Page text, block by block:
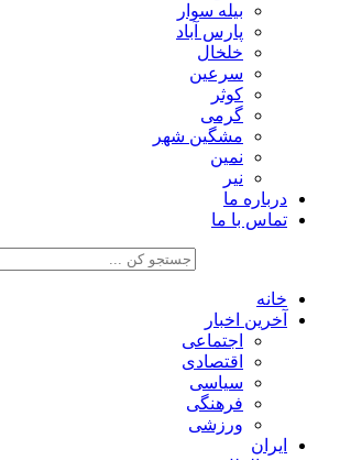
بیله سوار
پارس آباد
خلخال
سرعین
کوثر
گرمی
مشگین شهر
نمین
نیر
درباره ما
تماس با ما
خانه
آخرین اخبار
اجتماعی
اقتصادی
سیاسی
فرهنگی
ورزشی
ایران